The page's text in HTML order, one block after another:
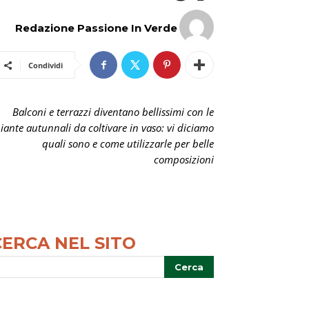
Redazione Passione In Verde
Condividi
Balconi e terrazzi diventano bellissimi con le
autunnali da coltivare in vaso: vi diciamo
quali sono e come utilizzarle per belle
composizioni
NEL SITO